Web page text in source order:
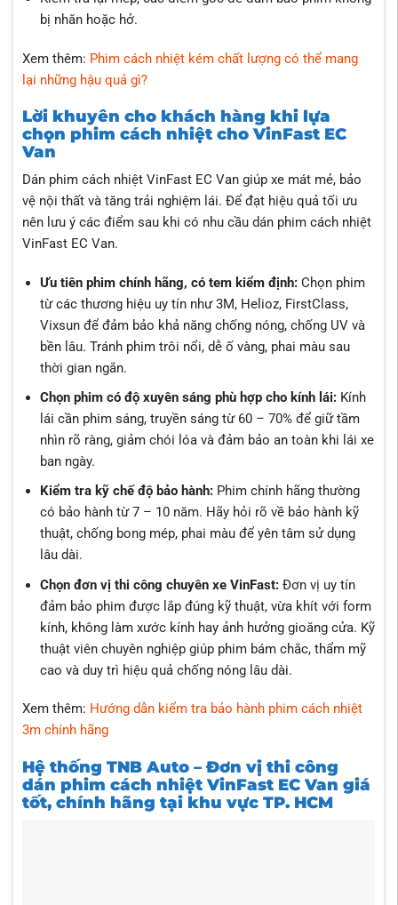
bị nhăn hoặc hở.
Xem thêm: Phim cách nhiệt kém chất lượng có thể mang
lại những hậu quả gì?
Lời khuyên cho khách hàng khi lựa
chọn phim cách nhiệt cho VinFast EC
Van
Dán phim cách nhiệt VinFast EC Vangiúp xe mát mẻ, bảo
vệ nội thất và tăng trải nghiệm lái. Để đạt hiệu quả tối ưu
nên lưu ý các điểm sau khi có nhu cầu dán phim cách nhiệt
VinFast EC Van.
Ưu tiên phim chính hãng, có tem kiểm định: Chọn phim
từ các thương hiệu uy tín như 3M, Helioz, FirstClass,
Vixsun để đảm bảo khả năng chống nóng, chống UV và
bền lâu. Tránh phim trôi nổi, dễ ố vàng, phai màu sau
thời gian ngắn.
Chọn phim có độ xuyên sáng phù hợp cho kính lái: Kính
lái cần phim sáng, truyền sáng từ 60 – 70% để giữ tầm
nhìn rõ ràng, giảm chói lóa và đảm bảo an toàn khi lái xe
ban ngày.
Kiểm tra kỹ chế độ bảo hành: Phim chính hãng thường
có bảo hành từ 7 – 10 năm. Hãy hỏi rõ về bảo hành kỹ
thuật, chống bong mép, phai màu để yên tâm sử dụng
lâu dài.
Chọn đơn vị thi công chuyên xe VinFast: Đơn vị uy tín
đảm bảo phim được lắp đúng kỹ thuật, vừa khít với form
kính, không làm xước kính hay ảnh hưởng gioăng cửa. Kỹ
thuật viên chuyên nghiệp giúp phim bám chắc, thẩm mỹ
cao và duy trì hiệu quả chống nóng lâu dài.
Xem thêm: Hướng dẫn kiểm tra bảo hành phim cách nhiệt
3m chính hãng
Hệ thống TNB Auto – Đơn vị thi công
dán phim cách nhiệt VinFast EC Van giá
tốt, chính hãng tại khu vực TP. HCM